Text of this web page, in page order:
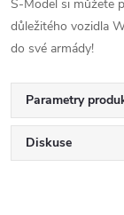
S-Model si můžete
důležitého vozidla
do své armády!
Parametry
Diskuse